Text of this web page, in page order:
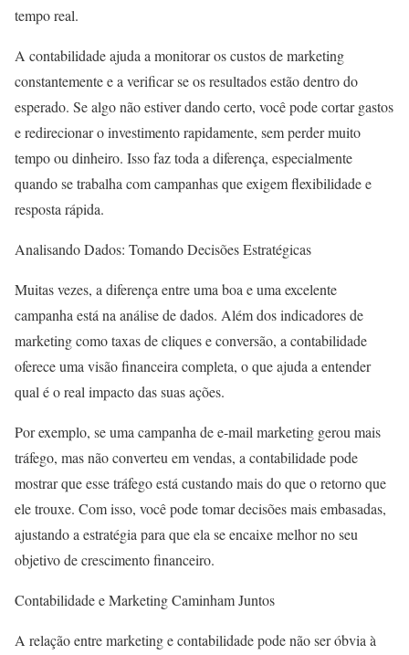
tempo real.
A contabilidade ajuda a monitorar os custos de marketing
constantemente e a verificar se os resultados estão dentro do
esperado. Se algo não estiver dando certo, você pode cortar gastos
e redirecionar o investimento rapidamente, sem perder muito
tempo ou dinheiro. Isso faz toda a diferença, especialmente
quando se trabalha com campanhas que exigem flexibilidade e
resposta rápida.
Analisando Dados: Tomando Decisões Estratégicas
Muitas vezes, a diferença entre uma boa e uma excelente
campanha está na análise de dados. Além dos indicadores de
marketing como taxas de cliques e conversão, a contabilidade
oferece uma visão financeira completa, o que ajuda a entender
qual é o real impacto das suas ações.
Por exemplo, se uma campanha de e-mail marketing gerou mais
tráfego, mas não converteu em vendas, a contabilidade pode
mostrar que esse tráfego está custando mais do que o retorno que
ele trouxe. Com isso, você pode tomar decisões mais embasadas,
ajustando a estratégia para que ela se encaixe melhor no seu
objetivo de crescimento financeiro.
Contabilidade e Marketing Caminham Juntos
A relação entre marketing e contabilidade pode não ser óbvia à